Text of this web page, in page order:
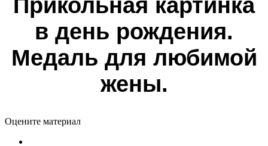
в день рождения.
Медаль для любимой
жены.
Оцените материал